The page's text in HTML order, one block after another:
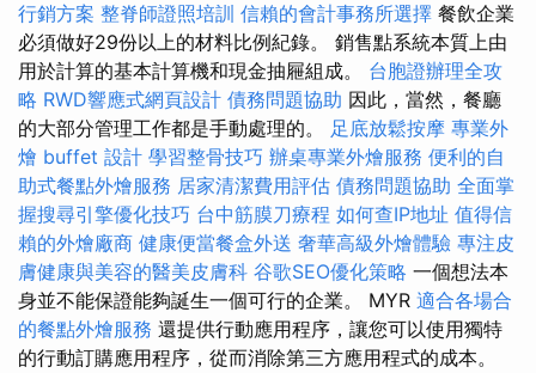
行銷方案 整脊師證照培訓 信賴的會計事務所選擇 餐飲企業
必須做好29份以上的材料比例紀錄。 銷售點系統本質上由
用於計算的基本計算機和現金抽屜組成。 台胞證辦理全攻
略 RWD響應式網頁設計 債務問題協助 因此，當然，餐廳
的大部分管理工作都是手動處理的。 足底放鬆按摩 專業外
燴 buffet 設計 學習整骨技巧 辦桌專業外燴服務 便利的自
助式餐點外燴服務 居家清潔費用評估 債務問題協助 全面掌
握搜尋引擎優化技巧 台中筋膜刀療程 如何查IP地址 值得信
賴的外燴廠商 健康便當餐盒外送 奢華高級外燴體驗 專注皮
膚健康與美容的醫美皮膚科 谷歌SEO優化策略 一個想法本
身並不能保證能夠誕生一個可行的企業。 MYR 適合各場合
的餐點外燴服務 還提供行動應用程序，讓您可以使用獨特
的行動訂購應用程序，從而消除第三方應用程式的成本。